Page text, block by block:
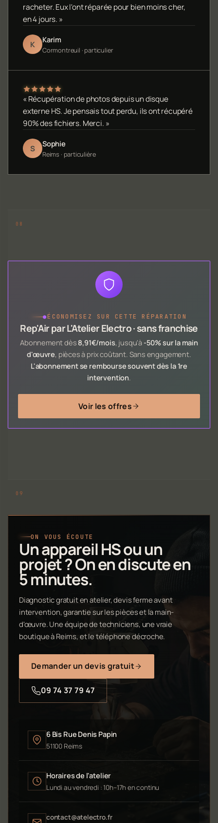
racheter. Eux l'ont réparée pour bien moins cher,
en 4 jours. »
K Karim
Cormontreuil · particulier
« Récupération de photos depuis un disque
externe HS. Je pensais tout perdu, ils ont récupéré
90% des fichiers. Merci. »
S Sophie
Reims · particulière
●ÉCONOMISEZ SUR CETTE RÉPARATION
Rep'Air par L'Atelier Electro · sans franchise
Abonnement dès 8,91€/mois, jusqu'à -50% sur la main
d'œuvre, pièces à prix coûtant. Sans engagement.
L'abonnement se rembourse souvent dès la 1re
intervention.
Voir les offres
ON VOUS ÉCOUTE
Un appareil HS ou un
projet ? On en discute en
5 minutes.
Diagnostic gratuit en atelier, devis ferme avant
intervention, garantie sur les pièces et la main-
d'œuvre. Une équipe de techniciens, une vraie
boutique à Reims, et le téléphone décroche.
Demander un devis gratuit
09 74 37 79 47
6 Bis Rue Denis Papin
51100 Reims
Horaires de l'atelier
Lundi au vendredi : 10h–17h en continu
contact@atelectro.fr